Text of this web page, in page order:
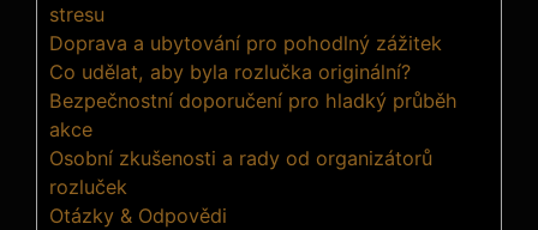
stresu
Doprava a ubytování pro pohodlný zážitek
Co udělat, aby byla ‍rozlučka⁢ originální?
Bezpečnostní doporučení pro hladký průběh
akce
Osobní zkušenosti a rady od organizátorů
rozluček
Otázky & Odpovědi